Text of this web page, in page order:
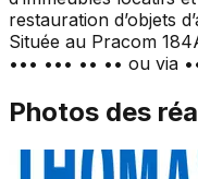
restauration d’objets
Située au Pracom
••• ••• •• •• ou via
Photos des